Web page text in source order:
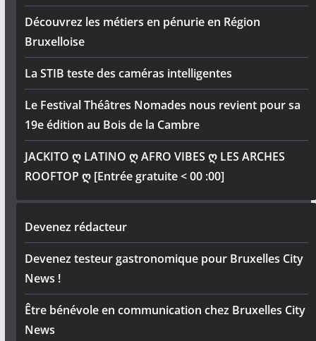
Découvrez les métiers en pénurie en Région
Bruxelloise
La STIB teste des caméras intelligentes
Le Festival Théâtres Nomades nous revient pour sa
19e édition au Bois de la Cambre
JACKITO ღ LATINO ღ AFRO VIBES ღ LES ARCHES
ROOFTOP ღ [Entrée gratuite < 00 :00]
Devenez rédacteur
Devenez testeur gastronomique pour Bruxelles City
News !
Être bénévole en communication chez Bruxelles City
News